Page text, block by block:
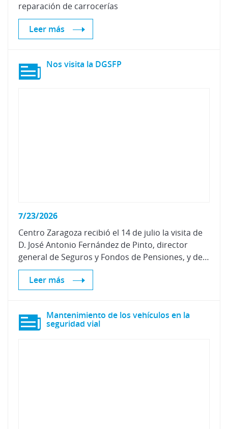
reparación de carrocerías
Leer más
Nos visita la DGSFP
7/23/2026
Centro Zaragoza recibió el 14 de julio la visita de
D. José Antonio Fernández de Pinto, director
general de Seguros y Fondos de Pensiones, y de D. Javier Castillo García, subdirector general de Regulación y Relaciones Internacionales.
Leer más
Mantenimiento de los vehículos en la
seguridad vial